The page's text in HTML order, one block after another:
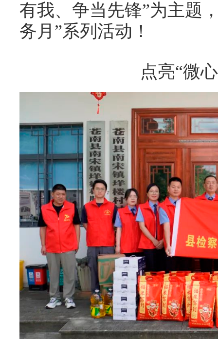
有我、争当先锋”为主题
务月”系列活动！
点亮“微